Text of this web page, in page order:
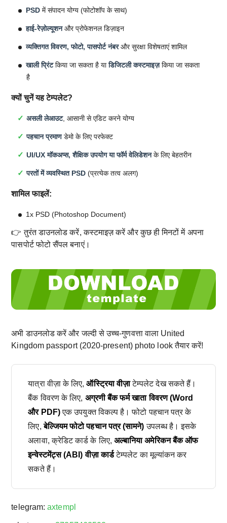
PSD में संपादन योग्य (फोटोशॉप के साथ)
हाई-रेज़ोल्यूशनऔर प्रोफेशनल डिज़ाइन
व्यक्तिगत विवरण, फोटो, पासपोर्ट नंबरऔर सुरक्षा विशेषताएं शामिल
खाली प्रिंटकिया जा सकता है याडिजिटली कस्टमाइज़किया जा सकता
है
क्यों चुनें यह टेम्पलेट?
असली लेआउट, आसानी से एडिट करने योग्य
पहचान प्रमाणडेमो के लिए परफेक्ट
UI/UX मॉकअप्स, शैक्षिक उपयोग या फॉर्म वेलिडेशनके लिए बेहतरीन
परतों में व्यवस्थित PSD (प्रत्येक तत्व अलग)
शामिल फाइलें:
1x PSD (Photoshop Document)
👉 तुरंत डाउनलोड करें, कस्टमाइज़ करें और कुछ ही मिनटों में अपना
पासपोर्ट फोटो सैंपल बनाएं।
अभी डाउनलोड करें और जल्दी से उच्च-गुणवत्ता वाला United
Kingdom passport (2020-present) photo look तैयार करें!
यात्रा वीज़ा के लिए,ऑस्ट्रिया वीज़ाटेम्पलेट देख सकते हैं।
बैंक विवरण के लिए, अग्रणी बैंक फर्म खाता विवरण (Word
और PDF)एक उपयुक्त विकल्प है। फोटो पहचान पत्र के
लिए,बेल्जियम फोटो पहचान पत्र (सामने) उपलब्ध है। इसके
अलावा, क्रेडिट कार्ड के लिए, अल्बानिया अमेरिकन बैंक ऑफ
इन्वेस्टमेंट्स (ABI) वीज़ा कार्डटेम्पलेट का मूल्यांकन कर
सकते हैं।
telegram:axtempl